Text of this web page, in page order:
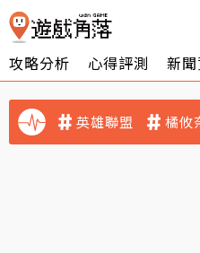
攻略分析 心得評測 新
英雄聯盟 橘攸